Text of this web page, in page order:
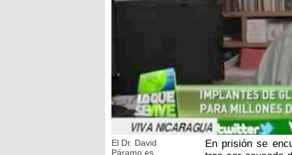
El Dr. David
Páramo es
En prisión se